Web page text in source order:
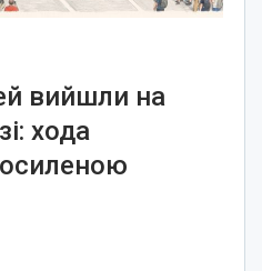
вийшли на
хода